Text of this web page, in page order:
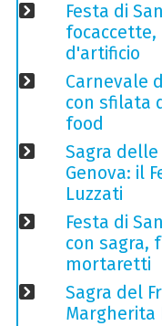
Festa di
focaccette,
d'artificio
Carnevale
con sfilata
food
Sagra
Genova: il
Luzzati
Festa di
con sagra,
mortaretti
Sagra del
Margherita